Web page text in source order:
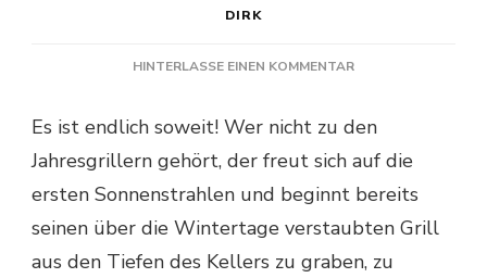
DIRK
HINTERLASSE EINEN KOMMENTARZU
BEGINNT
Es ist endlich soweit! Wer nicht zu den
Jahresgrillern gehört, der freut sich auf die
ersten Sonnenstrahlen und beginnt bereits
seinen über die Wintertage verstaubten Grill
aus den Tiefen des Kellers zu graben, zu